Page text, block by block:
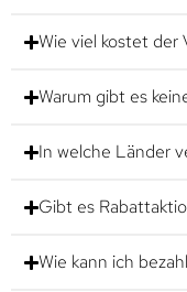
Wie viel kostet der
Warum gibt es
In welche Länder
Gibt es
Wie kann ich